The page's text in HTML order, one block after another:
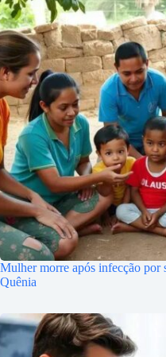
Mulher morre após infecção por
Quênia